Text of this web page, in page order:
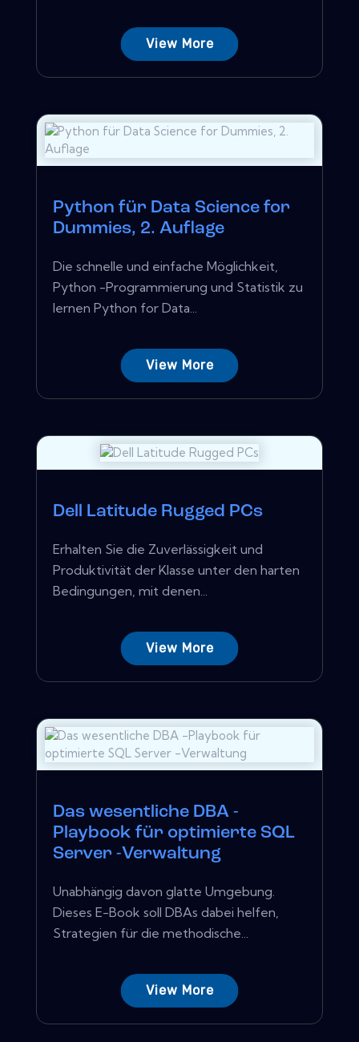
View More
Python für Data Science for
Dummies, 2. Auflage
Die schnelle und einfache Möglichkeit,
Python -Programmierung und Statistik zu
lernen Python for Data...
View More
Dell Latitude Rugged PCs
Erhalten Sie die Zuverlässigkeit und
Produktivität der Klasse unter den harten
Bedingungen, mit denen...
View More
Das wesentliche DBA -
Playbook für optimierte SQL
Server -Verwaltung
Unabhängig davon glatte Umgebung.
Dieses E-Book soll DBAs dabei helfen,
Strategien für die methodische...
View More